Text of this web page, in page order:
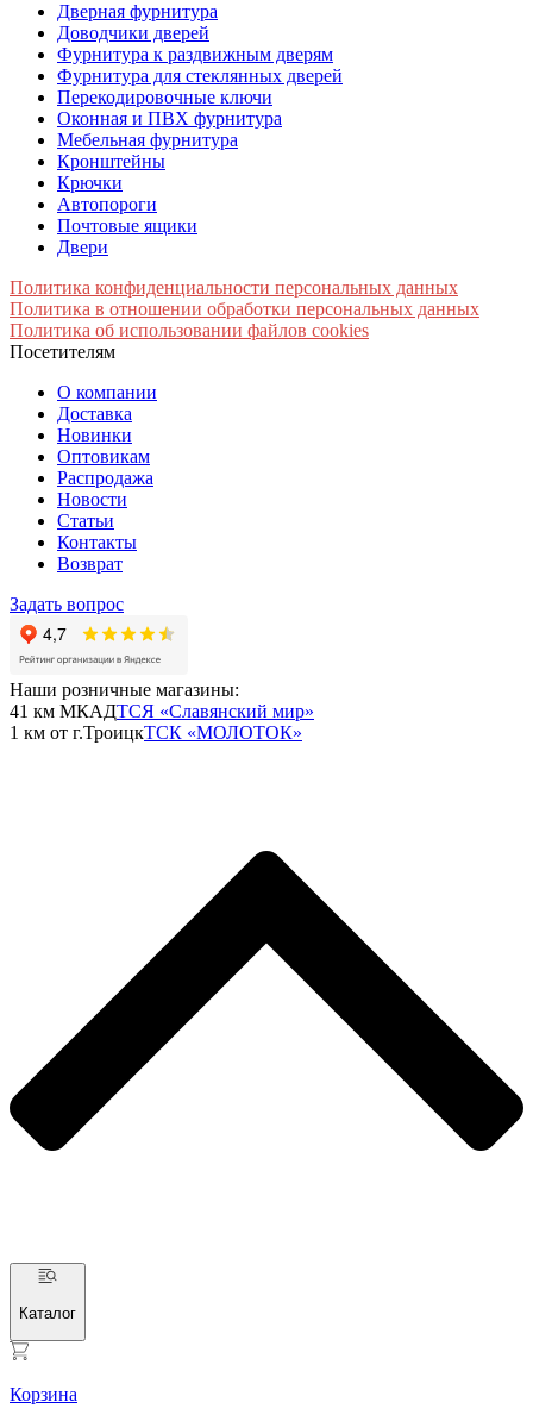
Дверная фурнитура
Доводчики дверей
Фурнитура к раздвижным дверям
Фурнитура для стеклянных дверей
Перекодировочные ключи
Оконная и ПВХ фурнитура
Мебельная фурнитура
Кронштейны
Крючки
Автопороги
Почтовые ящики
Двери
Политика конфиденциальности персональных данных
Политика в отношении обработки персональных данных
Политика об использовании файлов cookies
Посетителям
О компании
Доставка
Новинки
Оптовикам
Распродажа
Новости
Статьи
Контакты
Возврат
Задать вопрос
Наши розничные магазины:
41 км МКАДТСЯ «Славянский мир»
1 км от г.ТроицкТСК «МОЛОТОК»
Каталог
Корзина